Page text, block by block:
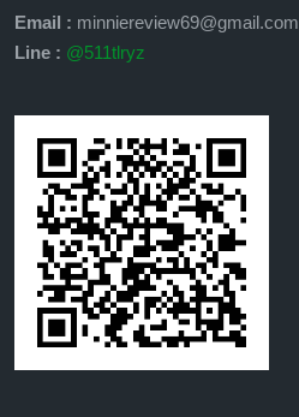
Email : minniereview69@gmail.com
Line : @511tlryz